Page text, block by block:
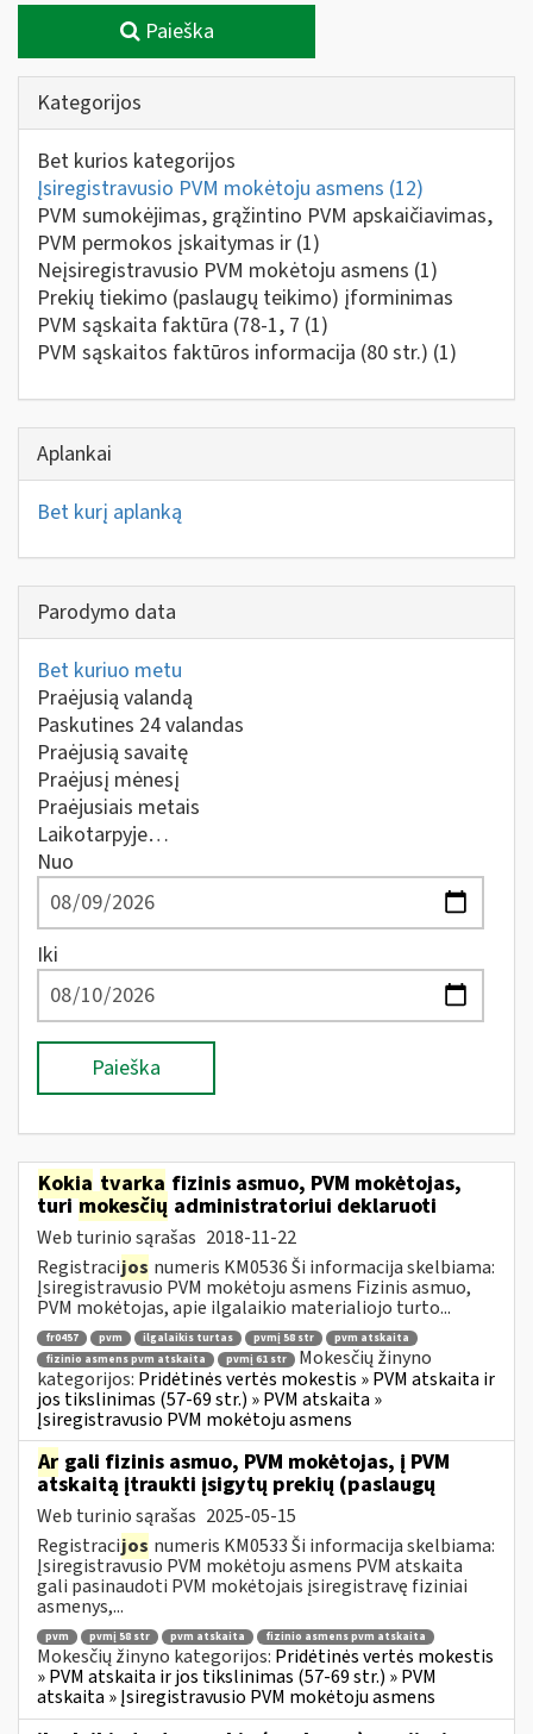
Paieška
Kategorijos
Bet kurios kategorijos
Įsiregistravusio PVM mokėtoju asmens (12)
PVM sumokėjimas, grąžintino PVM apskaičiavimas,
PVM permokos įskaitymas ir (1)
Neįsiregistravusio PVM mokėtoju asmens (1)
Prekių tiekimo (paslaugų teikimo) įforminimas
PVM sąskaita faktūra (78-1, 7 (1)
PVM sąskaitos faktūros informacija (80 str.) (1)
Aplankai
Bet kurį aplanką
Parodymo data
Bet kuriuo metu
Praėjusią valandą
Paskutines 24 valandas
Praėjusią savaitę
Praėjusį mėnesį
Praėjusiais metais
Laikotarpyje…
Nuo
Iki
Paieška
Kokia tvarka fizinis asmuo, PVM mokėtojas,
turimokesčių administratoriui deklaruoti
Web turinio sąrašas 2018-11-22
Registracijos numeris KM0536 Ši informacija skelbiama:
Įsiregistravusio PVM mokėtoju asmens Fizinis asmuo,
PVM mokėtojas, apie ilgalaikio materialiojo turto...
fr0457 pvm ilgalaikis turtas pvmį 58 str
pvm atskaita
fizinio asmens pvm atskaita
pvmį 61 str
Mokesčių žinyno
kategorijos: Pridėtinės vertės mokestis » PVM atskaita ir
jos tikslinimas (57-69 str.) » PVM atskaita »
Įsiregistravusio PVM mokėtoju asmens
Ar gali fizinis asmuo, PVM mokėtojas, į PVM
atskaitą įtraukti įsigytų prekių (paslaugų
Web turinio sąrašas 2025-05-15
Registracijos numeris KM0533 Ši informacija skelbiama:
Įsiregistravusio PVM mokėtoju asmens PVM atskaita
gali pasinaudoti PVM mokėtojais įsiregistravę fiziniai
asmenys,...
pvm pvmį 58 str pvm atskaita fizinio asmens pvm atskaita
Mokesčių žinyno kategorijos: Pridėtinės vertės mokestis
» PVM atskaita ir jos tikslinimas (57-69 str.) » PVM
atskaita » Įsiregistravusio PVM mokėtoju asmens